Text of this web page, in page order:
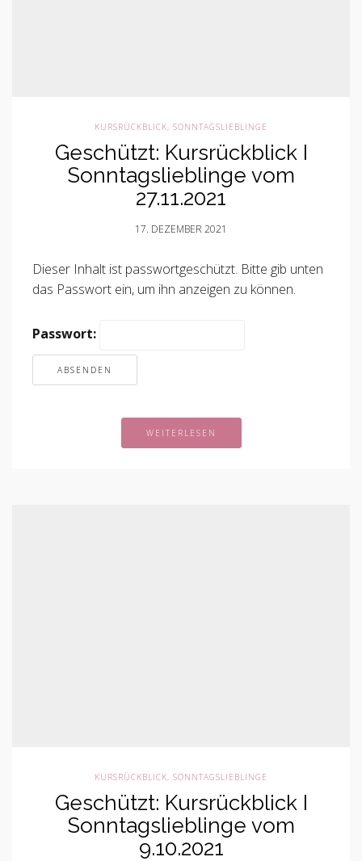
KURSRÜCKBLICK, SONNTAGSLIEBLINGE
Geschützt: Kursrückblick I
Sonntagslieblinge vom
27.11.2021
17. DEZEMBER 2021
Dieser Inhalt ist passwortgeschützt. Bitte gib unten
das Passwort ein, um ihn anzeigen zu können.
Passwort:
WEITERLESEN
KURSRÜCKBLICK, SONNTAGSLIEBLINGE
Geschützt: Kursrückblick I
Sonntagslieblinge vom
9.10.2021